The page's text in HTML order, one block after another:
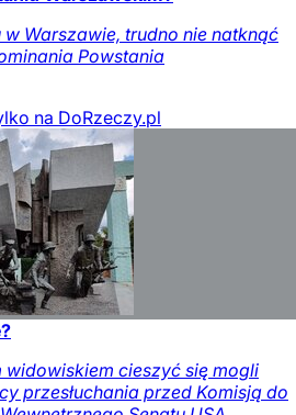
Warszawie, trudno nie natknąć
Powstania
na DoRzeczy.pl
widowiskiem cieszyć się mogli
przesłuchania przed Komisją do